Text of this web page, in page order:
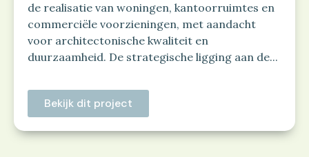
de realisatie van woningen, kantoorruimtes en
commerciële voorzieningen, met aandacht
voor architectonische kwaliteit en
duurzaamheid. De strategische ligging aan de...
Bekijk dit project